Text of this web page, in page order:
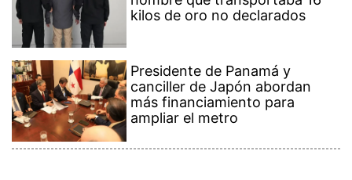
kilos de oro no declarados
Presidente de Panamá y
canciller de Japón abordan
más financiamiento para
ampliar el metro